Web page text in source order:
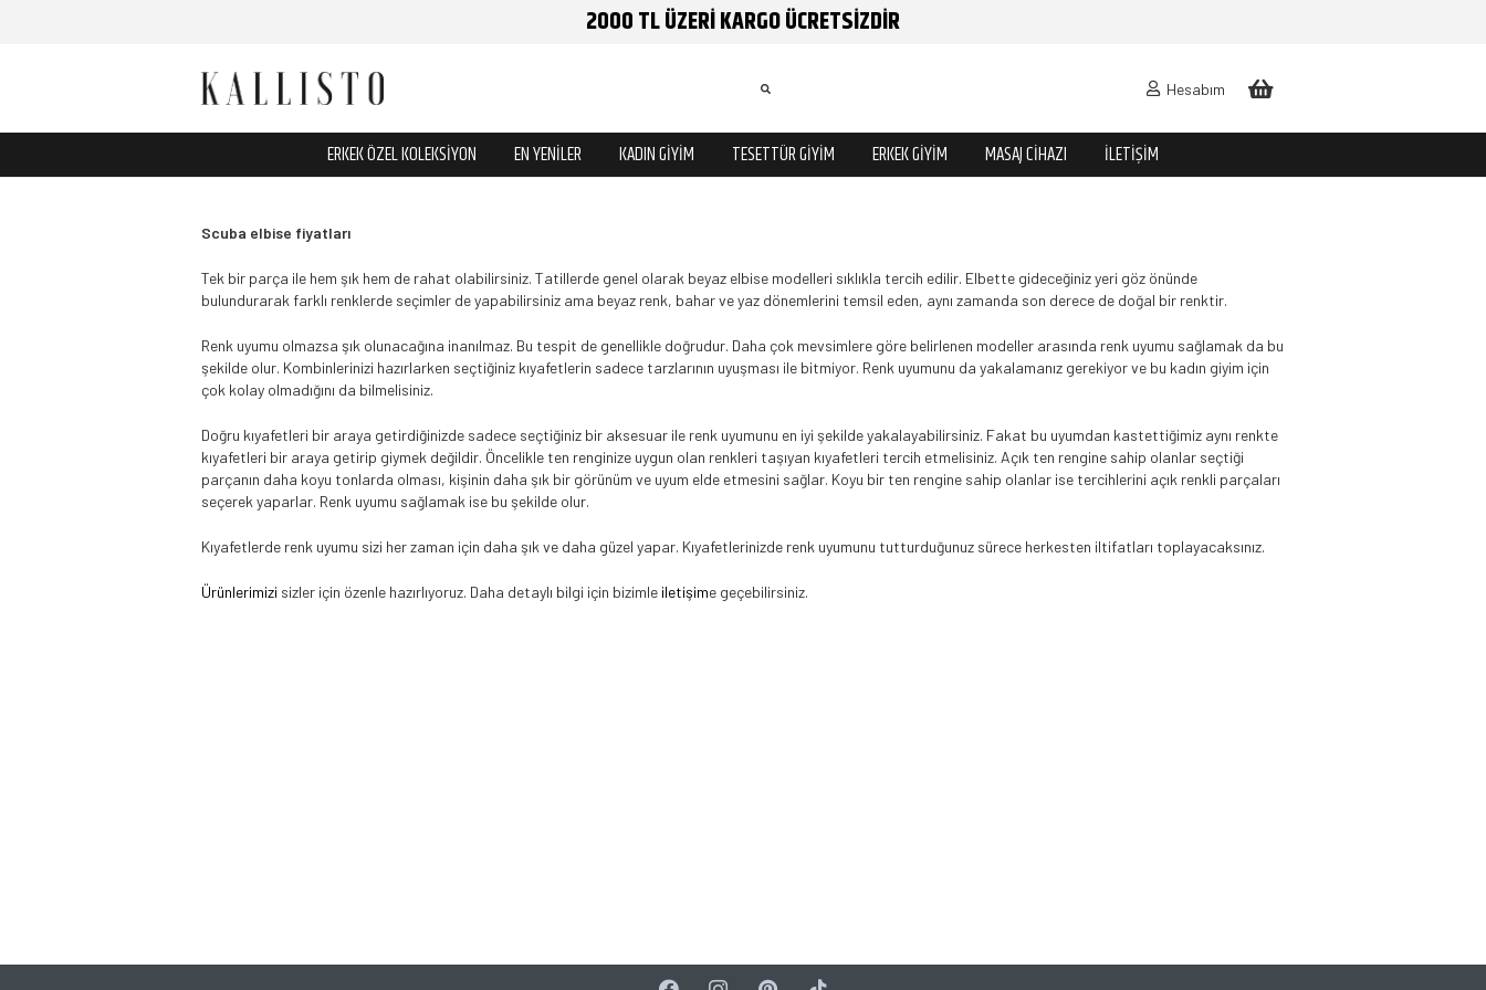
2000 TL ÜZERİ KARGO ÜCRETSİZDİR
Hesabım
ERKEK ÖZEL KOLEKSİYON EN YENİLER KADIN GİYİM TESETTÜR GİYİM ERKEK GİYİM MASAJ CIHAZI İLETIŞIM
Scuba elbise fiyatları
Tek bir parça ile hem şık hem de rahat olabilirsiniz. Tatillerde genel olarak beyaz elbise modelleri sıklıkla tercih edilir. Elbette gideceğiniz yeri göz önünde
bulundurarak farklı renklerde seçimler de yapabilirsiniz ama beyaz renk, bahar ve yaz dönemlerini temsil eden, aynı zamanda son derece de doğal bir renktir.
Renk uyumu olmazsa şık olunacağına inanılmaz. Bu tespit de genellikle doğrudur. Daha çok mevsimlere göre belirlenen modeller arasında renk uyumu sağlamak da bu
şekilde olur. Kombinlerinizi hazırlarken seçtiğiniz kıyafetlerin sadece tarzlarının uyuşması ile bitmiyor. Renk uyumunu da yakalamanız gerekiyor ve bu kadın giyim için
çok kolay olmadığını da bilmelisiniz.
Doğru kıyafetleri bir araya getirdiğinizde sadece seçtiğiniz bir aksesuar ile renk uyumunu en iyi şekilde yakalayabilirsiniz. Fakat bu uyumdan kastettiğimiz aynı renkte
kıyafetleri bir araya getirip giymek değildir. Öncelikle ten renginize uygun olan renkleri taşıyan kıyafetleri tercih etmelisiniz. Açık ten rengine sahip olanlar seçtiği
parçanın daha koyu tonlarda olması, kişinin daha şık bir görünüm ve uyum elde etmesini sağlar. Koyu bir ten rengine sahip olanlar ise tercihlerini açık renkli parçaları
seçerek yaparlar. Renk uyumu sağlamak ise bu şekilde olur.
Kıyafetlerde renk uyumu sizi her zaman için daha şık ve daha güzel yapar. Kıyafetlerinizde renk uyumunu tutturduğunuz sürece herkesten iltifatları toplayacaksınız.
Ürünlerimizi sizler için özenle hazırlıyoruz. Daha detaylı bilgi için bizimle iletişime geçebilirsiniz.